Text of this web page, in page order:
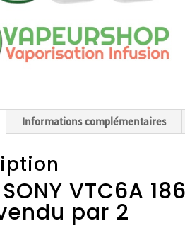
Informations complémentaires
VTC6A
par 2